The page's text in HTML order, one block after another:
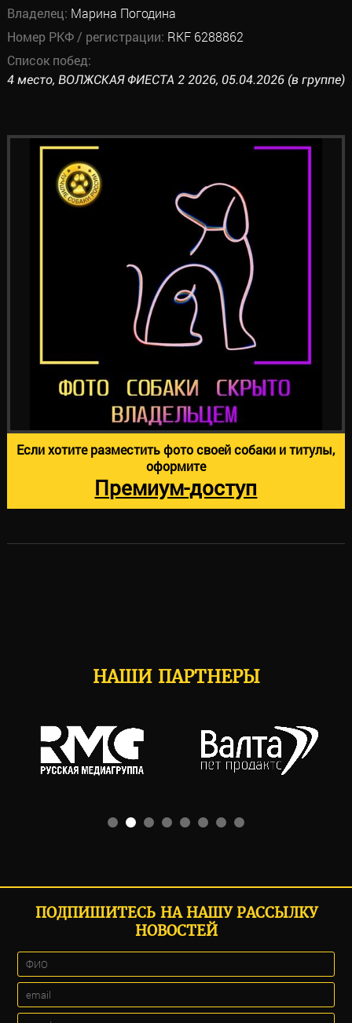
Владелец: Марина Погодина
Номер РКФ / регистрации: RKF 6288862
Список побед:
4 место, ВОЛЖСКАЯ ФИЕСТА 2 2026, 05.04.2026 (в группе)
Если хотите разместить фото своей собаки и титулы,
оформите
Премиум-доступ
НАШИ ПАРТНЕРЫ
ПОДПИШИТЕСЬ НА НАШУ РАССЫЛКУ
НОВОСТЕЙ